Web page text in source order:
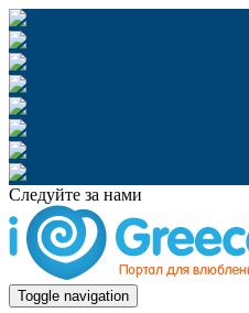
Следуйте за нами
Toggle navigation